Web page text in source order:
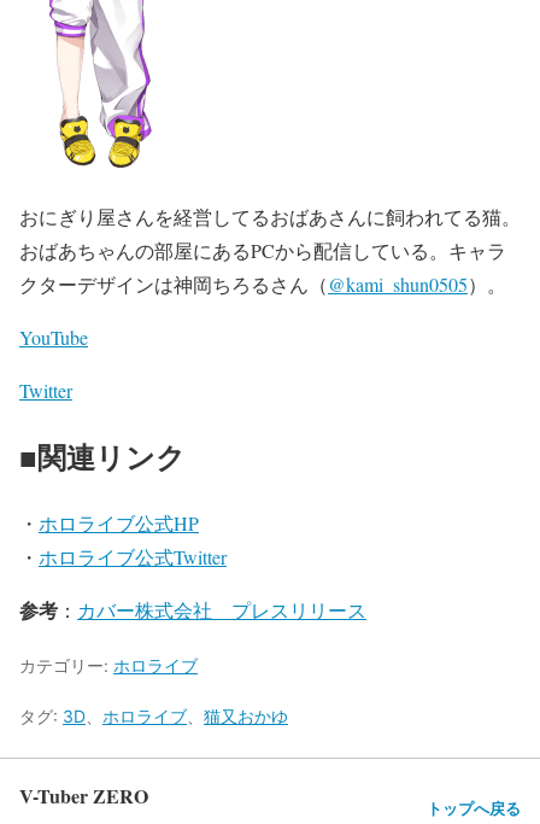
おにぎり屋さんを経営してるおばあさんに飼われてる猫。
おばあちゃんの部屋にあるPCから配信している。キャラ
クターデザインは神岡ちろるさん（@kami_shun0505）。
YouTube
Twitter
■関連リンク
・ ホロライブ公式HP
・ ホロライブ公式Twitter
参考 ： カバー株式会社 プレスリリース
カテゴリー: ホロライブ
タグ: 3D ホロライブ 猫又おかゆ
V-Tuber ZERO トップへ戻る